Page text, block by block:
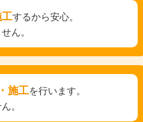
するから安心。
ん。
施工を行います。
。